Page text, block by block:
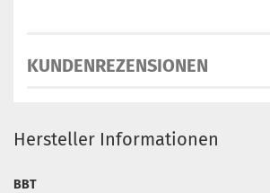
KUNDENREZENSIONEN
Hersteller Informationen
BBT